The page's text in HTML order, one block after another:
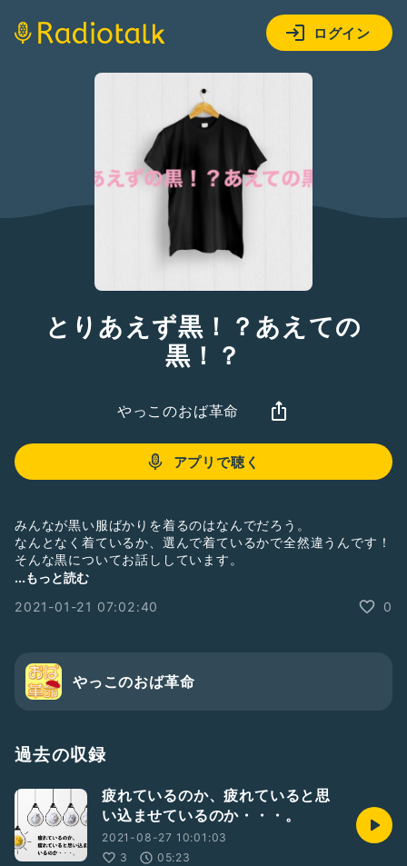
ログイン
とりあえず黒！？あえての
黒！？
やっこのおば革命
アプリで聴く
みんなが黒い服ばかりを着るのはなんでだろう。
なんとなく着ているか、選んで着ているかで全然違うんです！
そんな黒についてお話ししています。
#ファッション
...もっと読む
2021-01-21 07:02:40
0
やっこのおば革命
過去の収録
疲れているのか、疲れていると思
い込ませているのか・・・。
2021-08-27 10:01:03
3
05:23